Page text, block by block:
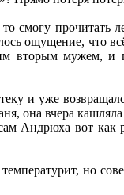
смогу прочитать
ощущение, что
вторым мужем, и
и уже
она вчера
Андрюха вот
но